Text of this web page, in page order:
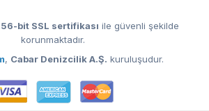
bit SSL sertifikası ile güvenli şekilde
korunmaktadır.
, Cabar Denizcilik A.Ş. kuruluşudur.